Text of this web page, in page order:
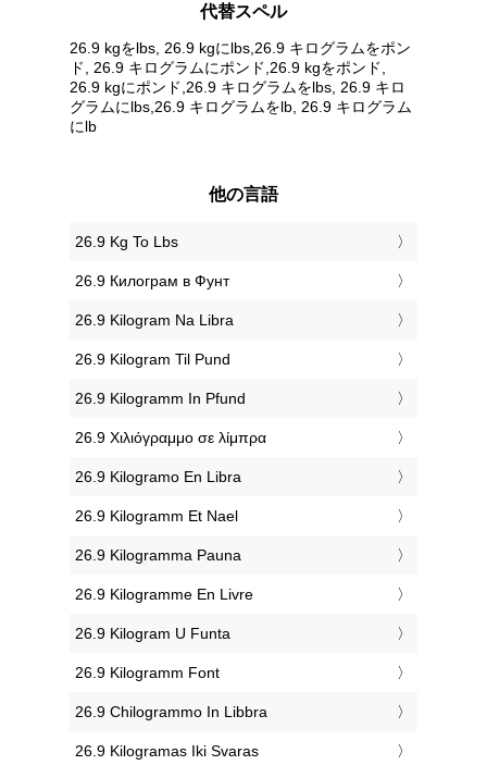
代替スペル
26.9 kgをlbs, 26.9 kgにlbs,26.9 キログラムをポン
ド, 26.9 キログラムにポンド,26.9 kgをポンド,
26.9 kgにポンド,26.9 キログラムをlbs, 26.9 キロ
グラムにlbs,26.9 キログラムをlb, 26.9 キログラム
にlb
他の言語
‎26.9 Kg To Lbs
‎26.9 Килограм в Фунт
‎26.9 Kilogram Na Libra
‎26.9 Kilogram Til Pund
‎26.9 Kilogramm In Pfund
‎26.9 Χιλιόγραμμο σε λίμπρα
‎26.9 Kilogramo En Libra
‎26.9 Kilogramm Et Nael
‎26.9 Kilogramma Pauna
‎26.9 Kilogramme En Livre
‎26.9 Kilogram U Funta
‎26.9 Kilogramm Font
‎26.9 Chilogrammo In Libbra
‎26.9 Kilogramas Iki Svaras